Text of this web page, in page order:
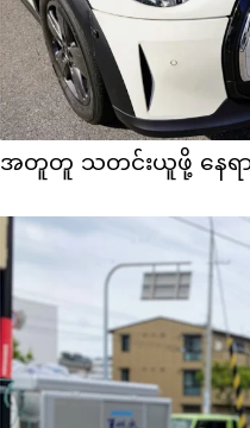
အတူတူ သတင်းယူဖို့ နေရ